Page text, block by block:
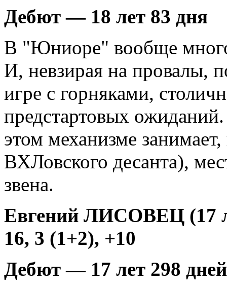
Дебют — 18 лет 83 дня
В "Юниоре" вообще
И, невзирая на провалы,
игре с горняками,
предстартовых
этом механизме
ВХЛовского десанта),
звена.
Евгений ЛИСОВЕЦ (17
16, 3 (1+2), +10
Дебют — 17 лет 298 дней